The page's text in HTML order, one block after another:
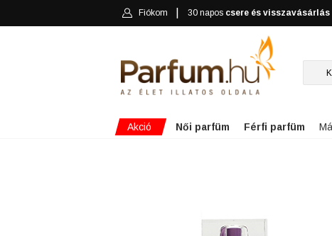
Fiókom 30 napos csere és visszavásárlás
Akció Női parfüm Férfi parfüm